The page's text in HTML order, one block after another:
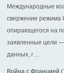
Международные
свержение режима
опирающегося на
заявленные цели
данных, г ...
Война с Францией